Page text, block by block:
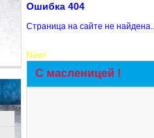
Ошибка 404
Страница на сайте не
New!
С масленицей !